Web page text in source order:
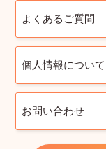
よくあるご質問
個人情報について
お問い合わせ